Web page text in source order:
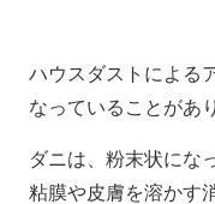
ハウスダストによる
なっていることがあ
ダニは、粉末状にな
粘膜や皮膚を溶かす